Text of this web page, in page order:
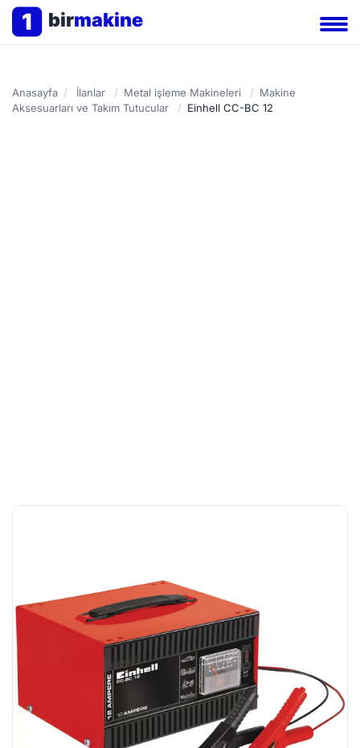
1 birmakine
Anasayfa / İlanlar / Metal işleme Makineleri / Makine
Aksesuarları ve Takım Tutucular
/ Einhell CC-BC 12